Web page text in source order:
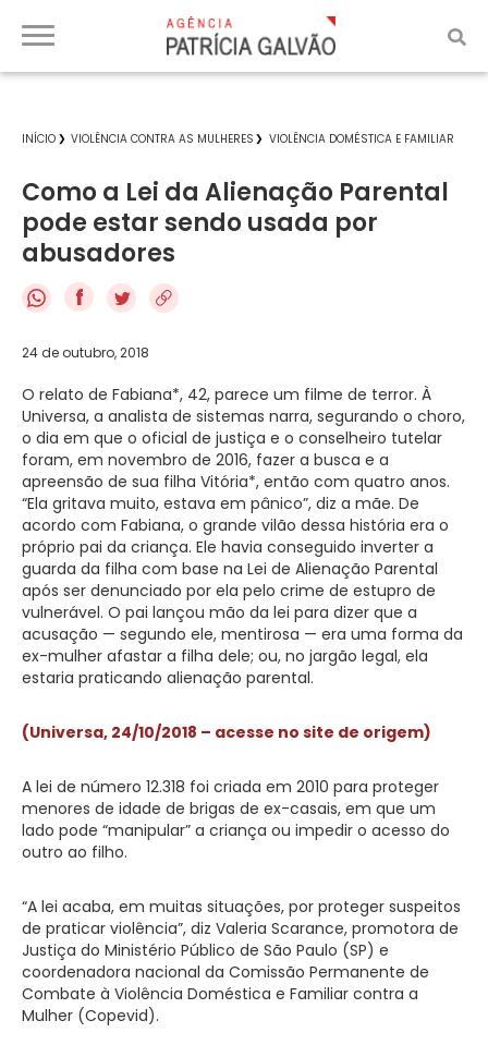
INÍCIO VIOLÊNCIA CONTRA AS MULHERES VIOLÊNCIA DOMÉSTICA E FAMILIAR
Como a Lei da Alienação Parental
pode estar sendo usada por
abusadores
f
24 de outubro, 2018
O relato de Fabiana*, 42, parece um filme de terror. À
Universa, a analista de sistemas narra, segurando o choro,
o dia em que o oficial de justiça e o conselheiro tutelar
foram, em novembro de 2016, fazer a busca e a
apreensão de sua filha Vitória*, então com quatro anos.
“Ela gritava muito, estava em pânico”, diz a mãe. De
acordo com Fabiana, o grande vilão dessa história era o
próprio pai da criança. Ele havia conseguido inverter a
guarda da filha com base na Lei de Alienação Parental
após ser denunciado por ela pelo crime de estupro de
vulnerável. O pai lançou mão da lei para dizer que a
acusação — segundo ele, mentirosa — era uma forma da
ex-mulher afastar a filha dele; ou, no jargão legal, ela
estaria praticando alienação parental.
(Universa, 24/10/2018 – acesse no site de origem)
A lei de número 12.318 foi criada em 2010 para proteger
menores de idade de brigas de ex-casais, em que um
lado pode “manipular” a criança ou impedir o acesso do
outro ao filho.
“A lei acaba, em muitas situações, por proteger suspeitos
de praticar violência”, diz Valeria Scarance, promotora de
Justiça do Ministério Público de São Paulo (SP) e
coordenadora nacional da Comissão Permanente de
Combate à Violência Doméstica e Familiar contra a
Mulher (Copevid).